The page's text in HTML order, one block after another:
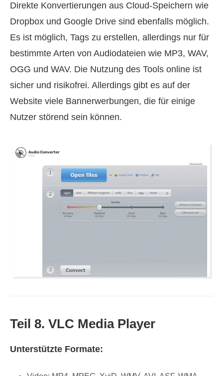
Direkte Konvertierungen aus Cloud-Speichern wie
Dropbox und Google Drive sind ebenfalls möglich.
Es ist möglich, Tags zu erstellen, allerdings nur für
bestimmte Arten von Audiodateien wie MP3, WAV,
OGG und WAV. Die Nutzung des Tools online ist
sicher und risikofrei. Allerdings gibt es auf der
Website viele Bannerwerbungen, die für einige
Nutzer störend sein können.
Teil 8. VLC Media Player
Unterstützte Formate: